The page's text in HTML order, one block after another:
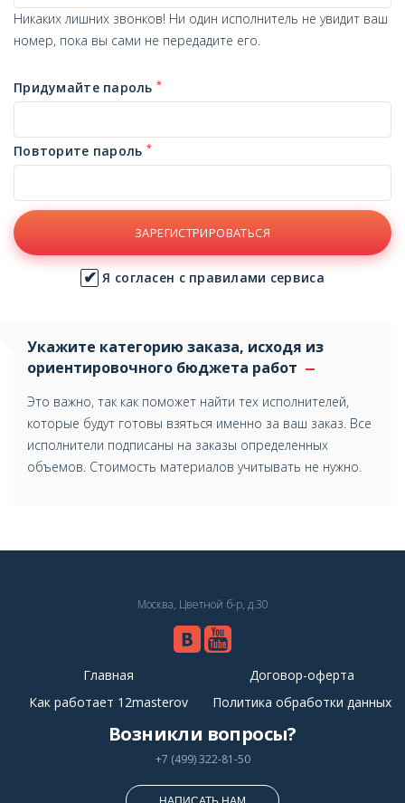
Никаких лишних звонков! Ни один исполнитель не увидит ваш
номер, пока вы сами не передадите его.
Придумайте пароль*
Повторите пароль *
ЗАРЕГИСТРИРОВАТЬСЯ
Я согласен с правилами сервиса
Укажите категорию заказа, исходя из
ориентировочного бюджета работ
Это важно, так как поможет найти тех исполнителей,
которые будут готовы взяться именно за ваш заказ. Все
исполнители подписаны на заказы определенных
объемов. Стоимость материалов учитывать не нужно.
Москва, Цветной б-р, д.30
Главная
Договор-оферта
Как работает 12masterov
Политика обработки данных
Возникли вопросы?
+7 (499) 322-81-50